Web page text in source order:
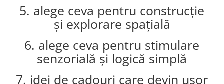
5. alege ceva pentru construcție
și explorare spațială
6. alege ceva pentru stimulare
senzorială și logică simplă
7. idei de cadouri care devin ușor